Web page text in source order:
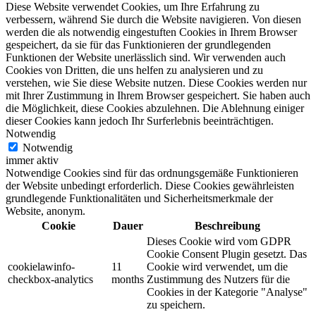
Diese Website verwendet Cookies, um Ihre Erfahrung zu
verbessern, während Sie durch die Website navigieren. Von diesen
werden die als notwendig eingestuften Cookies in Ihrem Browser
gespeichert, da sie für das Funktionieren der grundlegenden
Funktionen der Website unerlässlich sind. Wir verwenden auch
Cookies von Dritten, die uns helfen zu analysieren und zu
verstehen, wie Sie diese Website nutzen. Diese Cookies werden nur
mit Ihrer Zustimmung in Ihrem Browser gespeichert. Sie haben auch
die Möglichkeit, diese Cookies abzulehnen. Die Ablehnung einiger
dieser Cookies kann jedoch Ihr Surferlebnis beeinträchtigen.
Notwendig
Notwendig
immer aktiv
Notwendige Cookies sind für das ordnungsgemäße Funktionieren
der Website unbedingt erforderlich. Diese Cookies gewährleisten
grundlegende Funktionalitäten und Sicherheitsmerkmale der
Website, anonym.
Cookie
Dauer Beschreibung
cookielawinfo-
checkbox-analytics
11
months
Dieses Cookie wird vom GDPR
Cookie Consent Plugin gesetzt. Das
Cookie wird verwendet, um die
Zustimmung des Nutzers für die
Cookies in der Kategorie "Analyse"
zu speichern.